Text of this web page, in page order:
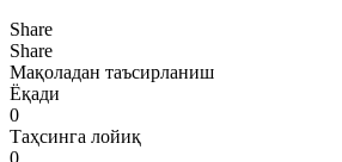
Share
Share
Мақоладан таъсирланиш
Ёқади
0
Таҳсинга лойиқ
0